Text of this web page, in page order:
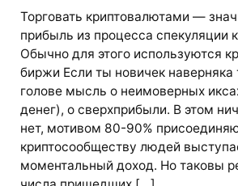
Торговать криптовалютами —
прибыль из процесса спекуляции
Обычно для этого используются
биржи Если ты новичек
голове мысль о неимоверных
денег), о сверхприбыли. В этом
нет, мотивом 80-90%
криптосообществу людей
моментальный доход. Но таковы